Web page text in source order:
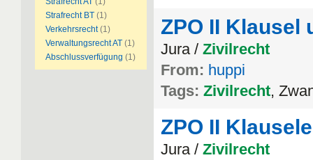
Strafrecht BT (1)
Verkehrsrecht (1)
Verwaltungsrecht AT (1)
Abschlussverfügung (1)
ZPO II Klausel
Jura / Zivilrecht
From: huppi
Tags: Zivilrecht,
ZPO II
Jura / Zivilrecht